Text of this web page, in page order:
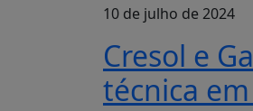
10 de julho de 2024
Cresol e
técnica